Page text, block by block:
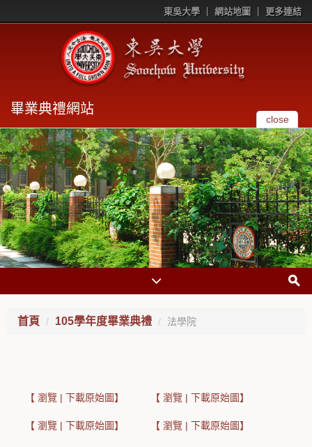
東吳大學 網站地圖 更多連結
畢業典禮網站
close
首頁 105學年度畢業典禮 法學院
【 瀏覽 | 下載原始圖】 【 瀏覽 | 下載原始圖】
【 瀏覽 | 下載原始圖】 【 瀏覽 | 下載原始圖】